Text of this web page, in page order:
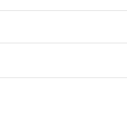
احداث اولین هتل
شیلاتی، اولین
آزاد و نیز مثبت شدن
رسیده است.